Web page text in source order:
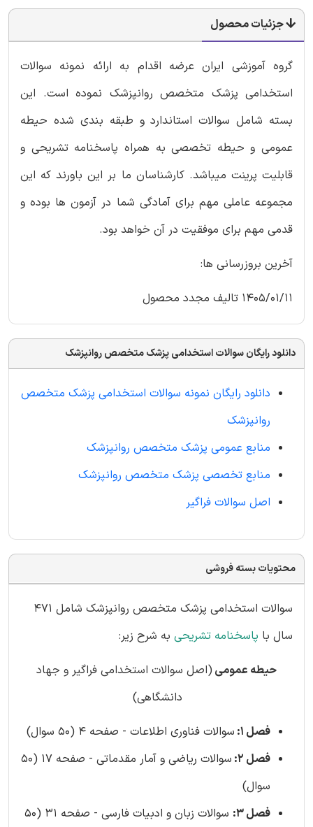
جزئیات محصول
گروه آموزشی ایران عرضه اقدام به ارائه نمونه سوالات
استخدامی پزشک متخصص روانپزشک نموده است. این
بسته شامل سوالات استاندارد و طبقه بندی شده حیطه
عمومی و حیطه تخصصی به همراه پاسخنامه تشریحی و
قابلیت پرینت میباشد. کارشناسان ما بر این باورند که این
مجموعه عاملی مهم برای آمادگی شما در آزمون ها بوده و
قدمی مهم برای موفقیت در آن خواهد بود.
آخرین بروزرسانی ها:
1405/01/11 تالیف مجدد محصول
دانلود رایگان سوالات استخدامی پزشک متخصص روانپزشک
دانلود رایگان نمونه سوالات استخدامی پزشک متخصص
روانپزشک
منابع عمومی پزشک متخصص روانپزشک
منابع تخصصی پزشک متخصص روانپزشک
اصل سوالات فراگیر
محتویات بسته فروشی
سوالات استخدامی پزشک متخصص روانپزشک شامل 471
سال با پاسخنامه تشریحی به شرح زیر:
حیطه عمومی(اصل سوالات استخدامی فراگیر و جهاد
دانشگاهی)
فصل 1:
سوالات فناوری اطلاعات - صفحه 4 (50 سوال)
فصل 2:
سوالات ریاضی و آمار مقدماتی - صفحه 17 (50
سوال)
فصل 3:
سوالات زبان و ادبیات فارسی - صفحه 31 (50